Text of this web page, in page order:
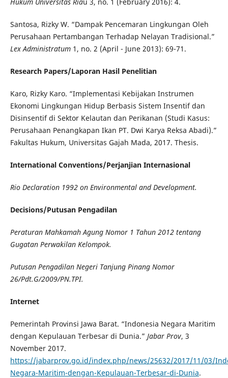
Santosa, Rizky W. “Dampak Pencemaran Lingkungan Oleh
Perusahaan Pertambangan Terhadap Nelayan Tradisional.”
Lex Administratum1, no. 2 (April - June 2013): 69-71.
Research Papers/Laporan Hasil Penelitian
Karo, Rizky Karo. “Implementasi Kebijakan Instrumen
Ekonomi Lingkungan Hidup Berbasis Sistem Insentif dan
Disinsentif di Sektor Kelautan dan Perikanan (Studi Kasus:
Perusahaan Penangkapan Ikan PT. Dwi Karya Reksa Abadi).”
Fakultas Hukum, Universitas Gajah Mada, 2017. Thesis.
International Conventions/Perjanjian Internasional
Rio Declaration 1992 on Environmental and Development.
Decisions/Putusan Pengadilan
Peraturan Mahkamah Agung Nomor 1 Tahun 2012 tentang
Gugatan Perwakilan Kelompok.
Putusan Pengadilan Negeri Tanjung Pinang Nomor
26/Pdt.G/2009/PN.TPI.
Internet
Pemerintah Provinsi Jawa Barat. “Indonesia Negara Maritim
dengan Kepulauan Terbesar di Dunia.” Jabar Prov, 3
November 2017.
https://jabarprov.go.id/index.php/news/25632/2017/11/03/
Negara-Maritim-dengan-Kepulauan-Terbesar-di-Dunia.